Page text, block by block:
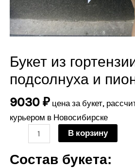
Букет из
подсолнуха и
9030 ₽ цена за букет,
курьером в Новосибирске
Количество
товара
Букет
из
подсолнуха
В корзину
Состав букета: